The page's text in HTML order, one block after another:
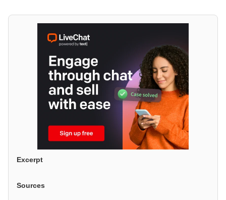
Excerpt
Sources